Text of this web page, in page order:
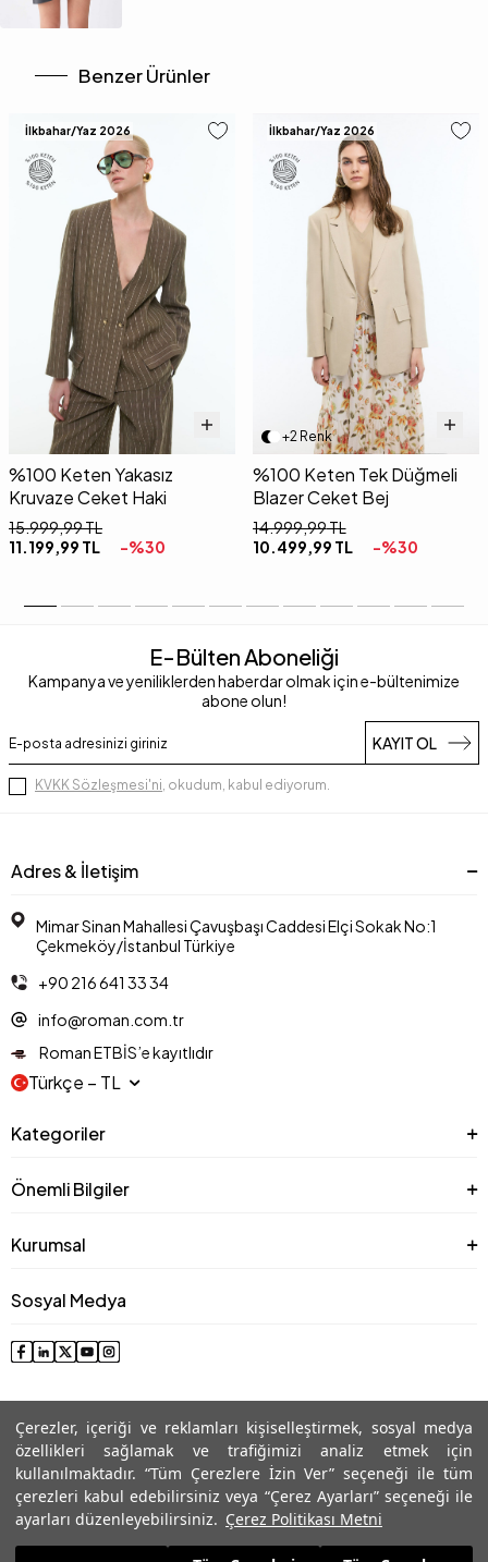
Çerezler, içeriği ve reklamları kişiselleştirmek, sosyal medya
özellikleri sağlamak ve trafiğimizi analiz etmek için
kullanılmaktadır. “Tüm Çerezlere İzin Ver” seçeneği ile tüm
çerezleri kabul edebilirsiniz veya “Çerez Ayarları” seçeneği ile
ayarları düzenleyebilirsiniz. Çerez Politikası Metni
Benzer Ürünler
İlkbahar/Yaz 2026
%100 Keten Yakasız
Kruvaze Ceket Haki
15.999,99TL
11.199,99 TL -%30
İlkbahar/Yaz 2026
+2 Renk
%100 Keten Tek Düğmeli
Blazer Ceket Bej
14.999,99TL
10.499,99 TL -%30
E-Bülten Aboneliği
Kampanya ve yeniliklerden haberdar olmak için e-bültenimize
abone olun!
KAYIT OL
KVKK Sözleşmesi'ni, okudum, kabul ediyorum.
Adres & İletişim
Mimar Sinan Mahallesi Çavuşbaşı Caddesi Elçi Sokak No:1
Çekmeköy/İstanbul Türkiye
+90 216 641 33 34
info@roman.com.tr
Roman ETBİS’e kayıtlıdır
Türkçe − TL
Kategoriler
Önemli Bilgiler
Kurumsal
Sosyal Medya
© 2025 Roman® Tüm Hakları Saklıdır, İzinsiz kullanılamaz